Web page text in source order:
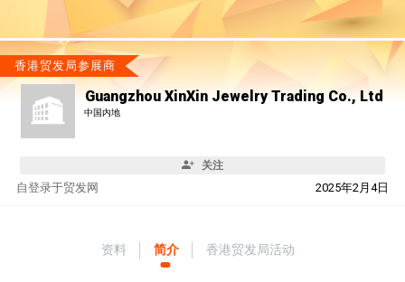
香港贸发局参展商
Guangzhou XinXin Jewelry Trading Co., Ltd
中国内地
关注
自 2025年2月4日
登录于贸发网
资料 简介 香港贸发局活动